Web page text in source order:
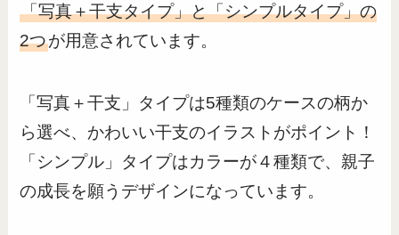
「写真＋干支タイプ」と「シンプルタイプ」の
2つが用意されています。
「写真＋干支」タイプは5種類のケースの柄か
ら選べ、かわいい干支のイラストがポイント！
「シンプル」タイプはカラーが４種類で、親子
の成長を願うデザインになっています。